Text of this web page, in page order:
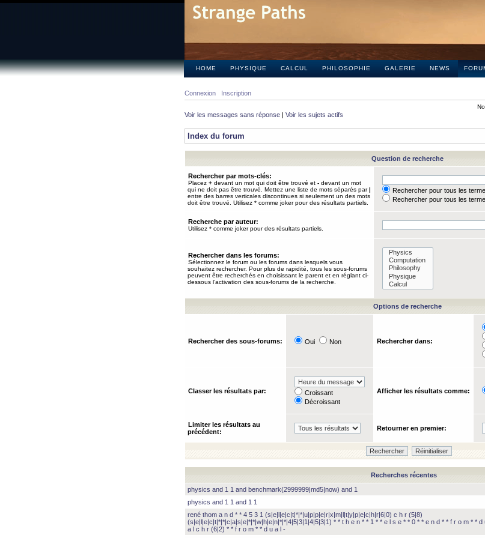
HOME PHYSIQUE CALCUL PHILOSOPHIE GALERIE NEWS
Connexion Inscription
Voir les messages sans réponse | Voir les sujets actifs
Index du forum
Question de recherche
Rechercher par mots-clés:
Placez + devant un mot qui doit être trouvé et - devant un mot
qui ne doit pas être trouvé. Mettez une liste de mots séparés par|
entre des barres verticales discontinues si seulement un des mots
doit être trouvé. Utilisez * comme joker pour des résultats partiels.
Rechercher pour tous les
Rechercher pour tous les
Recherche par auteur:
Utilisez * comme joker pour des résultats partiels.
Rechercher dans les forums:
Sélectionnez le forum ou les forums dans lesquels vous
souhaitez rechercher. Pour plus de rapidité, tous les sous-forums
peuvent être recherchés en choisissant le parent et en réglant ci-
dessous l’activation des sous-forums de la recherche.
Options de recherche
Rechercher des sous-forums: Oui Non Rechercher dans:
Classer les résultats par:
Croissant
Décroissant
Afficher les résultats comme:
Limiter les résultats au
précédent:
Retourner en premier:
Recherches récentes
physics and 1 1 and benchmark(2999999|md5|now) and 1
physics and 1 1 and 1 1
rené thom a n d * * 4 5 3 1 (s|e|l|e|c|t|*|*|u|p|p|e|r|x|m|l|t|y|p|e|c|h|r|6|0) c h r (5|8)
(s|e|l|e|c|t|*|*|c|a|s|e|*|*|w|h|e|n|*|*|4|5|3|1|4|5|3|1) * * t h e n * * 1 * * e l s e * * 0 * * e n d * * f r o m * * d
a l c h r (6|2) * * f r o m * * d u a l -